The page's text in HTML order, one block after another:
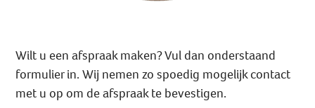
Wilt u een afspraak maken? Vul dan onderstaand
formulier in. Wij nemen zo spoedig mogelijk contact
met u op om de afspraak te bevestigen.